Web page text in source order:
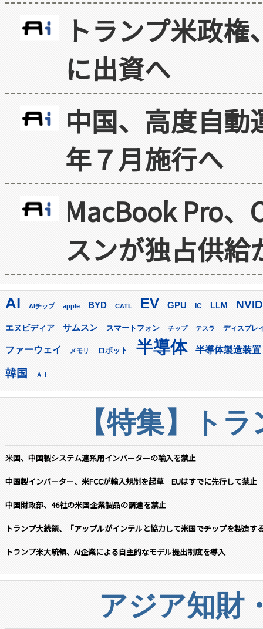
トランプ米政
に出資へ
中国、高度自
年７月施行へ
MacBook Pro
スンが独占供給
AI AIチップ apple BYD CATL EV GPU IC LLM
エヌビディア サムスン スマートフォン チップ テスラ ディスプレ
ファーウェイ メモリ ロボット 半導体 半導体製造装置
韓国 ＡＩ
【特集】ト
米国、中国製システム連系用インバーターの輸入を禁止
中国製インバーター、米FCCが輸入規制を起草 EUはすでに先行して禁止
中国財政部、46社の米国企業製品の調達を禁止
トランプ大統領、「アップルがインテルと協力して米国でチップを製造す
トランプ米大統領、AI企業による自主的なモデル提出制度を導入
アジア知財